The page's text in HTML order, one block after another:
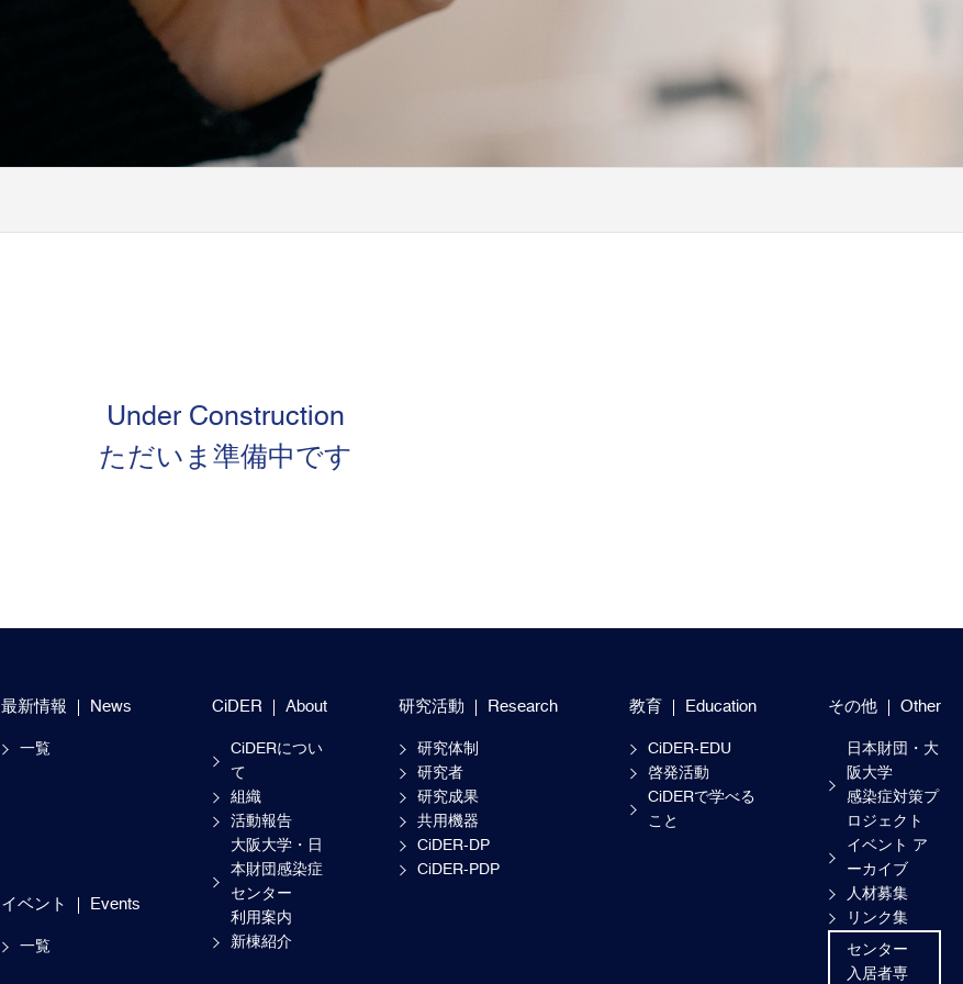
Under Construction
ただいま準備中です
最新情報 News
一覧
イベント Events
一覧
CiDER About
CiDERについ
て
組織
活動報告
大阪大学・日
本財団感染症
センター
利用案内
新棟紹介
研究活動 Research
研究体制
研究者
研究成果
共用機器
CiDER-DP
CiDER-PDP
教育 Education
CiDER-EDU
啓発活動
CiDERで学べる
こと
その他 Other
日本財団・大
阪大学
感染症対策プ
ロジェクト
イベント ア
ーカイブ
人材募集
リンク集
センター
入居者専